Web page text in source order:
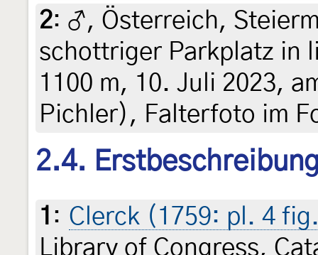
2: ♂, Österreich,
schottriger Parkplatz in
1100 m, 10. Juli 2023,
Pichler), Falterfoto im
2.4.
1 : Clerck (1759: pl. 4
Library of Congress,